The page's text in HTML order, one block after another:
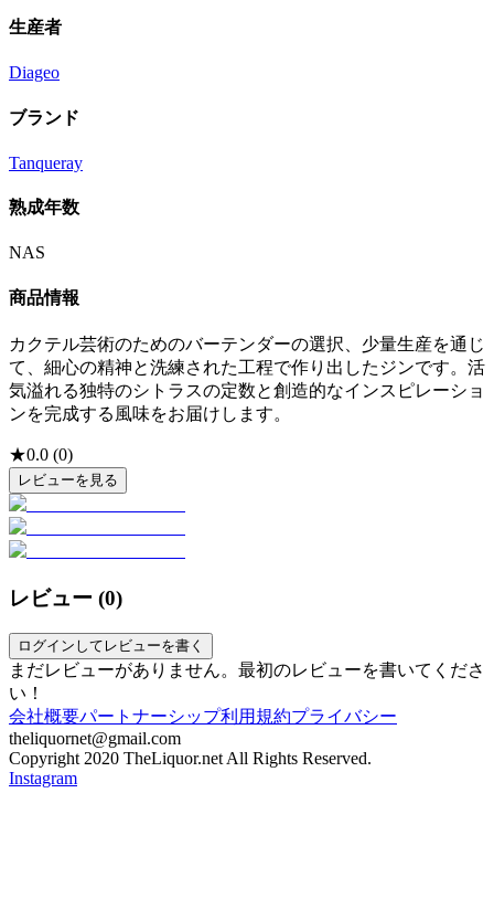
生産者
Diageo
ブランド
Tanqueray
熟成年数
NAS
商品情報
カクテル芸術のためのバーテンダーの選択、少量生産を通じ
て、細心の精神と洗練された工程で作り出したジンです。活
気溢れる独特のシトラスの定数と創造的なインスピレーショ
ンを完成する風味をお届けします。
★0.0 (0)
レビューを見る
レビュー (0)
ログインしてレビューを書く
まだレビューがありません。最初のレビューを書いてくださ
い！
会社概要パートナーシップ利用規約プライバシー
theliquornet@gmail.com
Copyright 2020 TheLiquor.net All Rights Reserved.
Instagram